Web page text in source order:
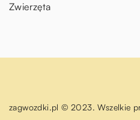
Zwierzęta
zagwozdki.pl © 2023. Wszelkie